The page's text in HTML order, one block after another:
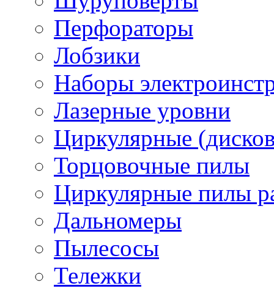
Перфораторы
Лобзики
Наборы
Лазерные уровни
Циркулярные
Торцовочные пилы
Циркулярные пилы
Дальномеры
Пылесосы
Тележки